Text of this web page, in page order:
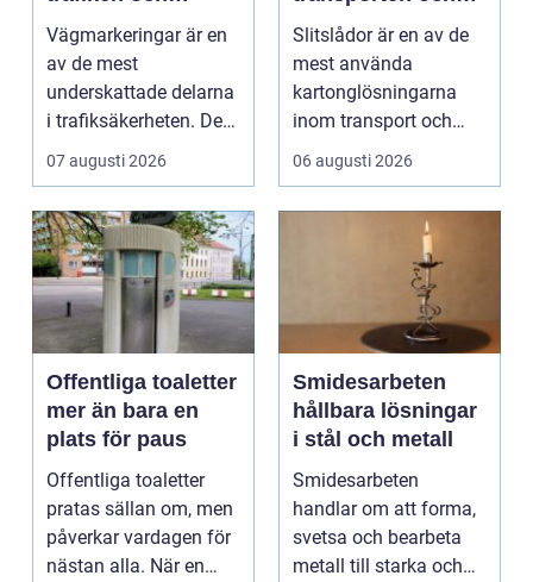
minskar olyckor
Vägmarkeringar är en
av de mest
underskattade delarna
i trafiksäkerheten. De
syns överallt, men
märk...
07 augusti 2026
stärker varumärket
Slitslådor är en av de
mest använda
kartonglösningarna
inom transport och
logis...
06 augusti 2026
Offentliga toaletter
mer än bara en
plats för paus
Offentliga toaletter
pratas sällan om, men
påverkar vardagen för
nästan alla. När en
Smidesarbeten
hållbara lösningar
i stål och metall
Smidesarbeten
handlar om att forma,
svetsa och bearbeta
metall till starka och